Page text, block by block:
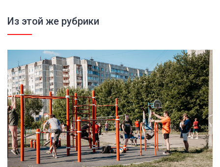
Из этой же рубрики